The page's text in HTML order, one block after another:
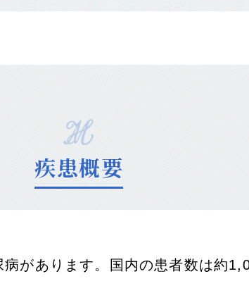
疾患概要
があります。国内の患者数は約